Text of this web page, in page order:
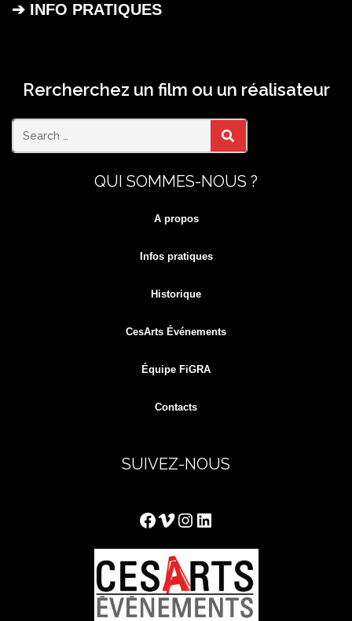
➔ INFO PRATIQUES
Rercherchez un film ou un réalisateur
Search SEARCH
QUI SOMMES-NOUS ?
A propos
Infos pratiques
Historique
CesArts Événements
Équipe FiGRA
Contacts
SUIVEZ-NOUS
Facebook
Vimeo
Instagram
LinkedIn